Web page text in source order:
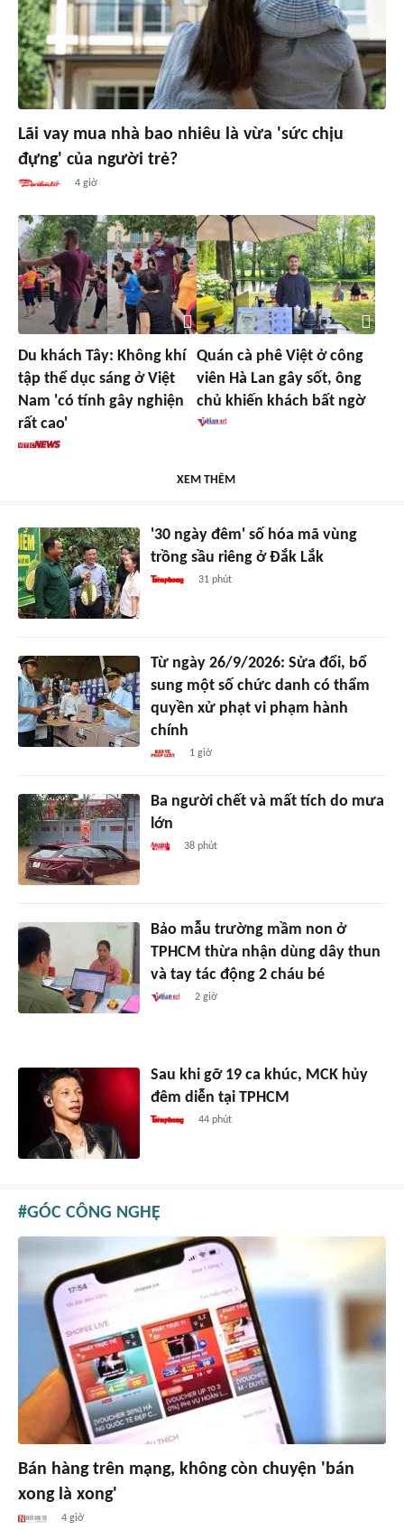
Lãi vay mua nhà bao nhiêu là vừa 'sức chịu
đựng' của người trẻ?
4 giờ
Du khách Tây: Không khí
tập thể dục sáng ở Việt
Nam 'có tính gây nghiện
rất cao'
Quán cà phê Việt ở công
viên Hà Lan gây sốt, ông
chủ khiến khách bất ngờ
XEM THÊM
'30 ngày đêm' số hóa mã vùng
trồng sầu riêng ở Đắk Lắk
31 phút
Từ ngày 26/9/2026: Sửa đổi, bổ
sung một số chức danh có thẩm
quyền xử phạt vi phạm hành
chính
1 giờ
Ba người chết và mất tích do mưa
lớn
38 phút
Bảo mẫu trường mầm non ở
TPHCM thừa nhận dùng dây thun
và tay tác động 2 cháu bé
2 giờ
Sau khi gỡ 19 ca khúc, MCK hủy
đêm diễn tại TPHCM
44 phút
GÓC CÔNG NGHỆ
Bán hàng trên mạng, không còn chuyện 'bán
xong là xong'
4 giờ